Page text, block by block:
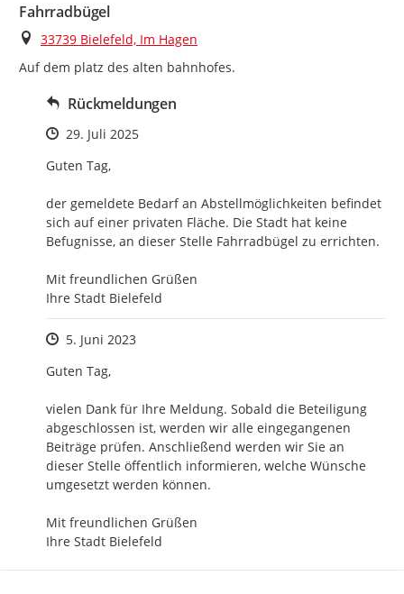
Fahrradbügel
Ort
33739 Bielefeld, Im Hagen
Auf dem platz des alten bahnhofes.
Rückmeldungen
Zeitpunkt des Erstellens
29. Juli 2025
Guten Tag,
der gemeldete Bedarf an Abstellmöglichkeiten befindet
sich auf einer privaten Fläche. Die Stadt hat keine
Befugnisse, an dieser Stelle Fahrradbügel zu errichten.
Mit freundlichen Grüßen
Ihre Stadt Bielefeld
Zeitpunkt des Erstellens
5. Juni 2023
Guten Tag,
vielen Dank für Ihre Meldung. Sobald die Beteiligung
abgeschlossen ist, werden wir alle eingegangenen
Beiträge prüfen. Anschließend werden wir Sie an
dieser Stelle öffentlich informieren, welche Wünsche
umgesetzt werden können.
Mit freundlichen Grüßen
Ihre Stadt Bielefeld